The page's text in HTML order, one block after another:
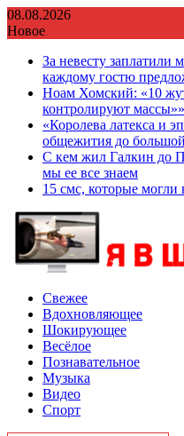
Перейти
к
08.08.2026
Новое
За невесту
каждому гостю
Ноам Хомский: «10
контролируют
«Королева латекса и
общежития до
С кем жил Галкин до
мы ее все знаем
15 смс, которые могли
Свежее
Вдохновляющее
Шокирующее
Весёлое
Познавательное
Музыка
Видео
Спорт